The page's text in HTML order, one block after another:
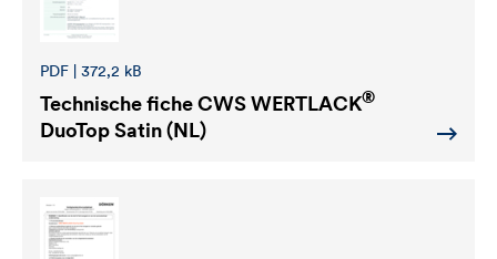
PDF | 372,2 kB
Technische ficheCWS WERTLACK®
DuoTop Satin (NL)